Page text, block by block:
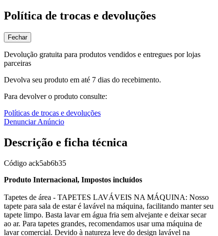
Política de trocas e devoluções
Fechar
Devolução gratuita para produtos vendidos e entregues por lojas
parceiras
Devolva seu produto em até 7 dias do recebimento.
Para devolver o produto consulte:
Políticas de trocas e devoluções
Denunciar Anúncio
Descrição e ficha técnica
Código ack5ab6b35
Produto Internacional, Impostos incluídos
Tapetes de área - TAPETES LAVÁVEIS NA MÁQUINA: Nosso
tapete para sala de estar é lavável na máquina, facilitando manter seu
tapete limpo. Basta lavar em água fria sem alvejante e deixar secar
ao ar. Para tapetes grandes, recomendamos usar uma máquina de
lavar comercial. Devido à natureza leve do design lavável na